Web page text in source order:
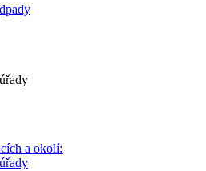
a okolí: